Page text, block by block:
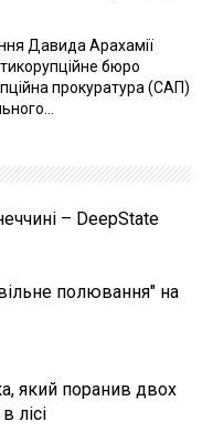
Давида Арахамії
бюро
прокуратура (САП)
– DeepState
полювання" на
який поранив двох
лісі